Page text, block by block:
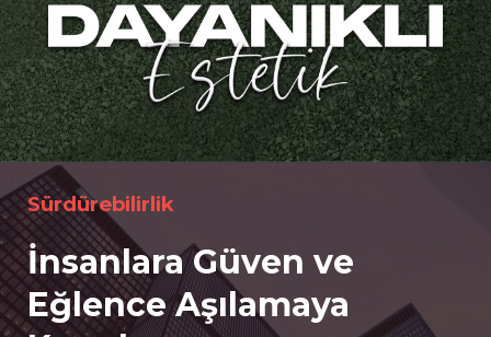
Sürdürebilirlik
İnsanlara Güven ve
Eğlence Aşılamaya